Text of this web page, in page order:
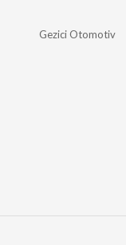
Gezici Otomotiv